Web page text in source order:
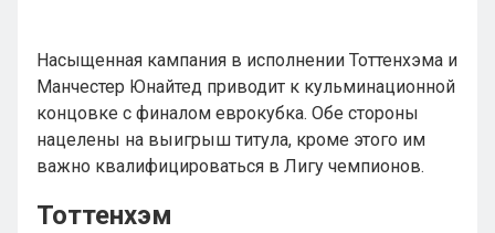
Насыщенная кампания в исполнении Тоттенхэма и
Манчестер Юнайтед приводит к кульминационной
концовке с финалом еврокубка. Обе стороны
нацелены на выигрыш титула, кроме этого им
важно квалифицироваться в Лигу чемпионов.
Тоттенхэм